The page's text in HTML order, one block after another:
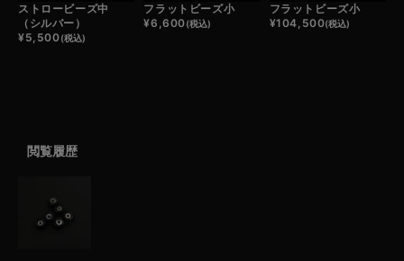
ストロービーズ中
（シルバー）
¥5,500(税込)
フラットビーズ小
¥6,600(税込)
フラットビーズ小
¥104,500(税込)
閲覧履歴